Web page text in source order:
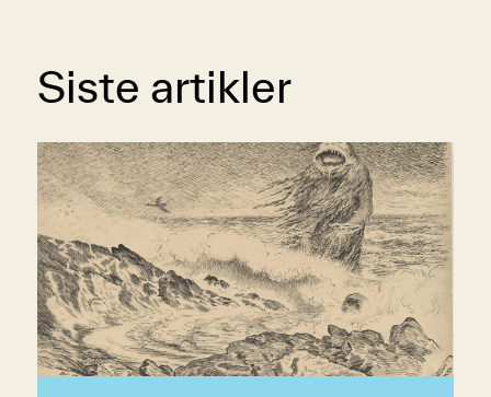
Siste artikler